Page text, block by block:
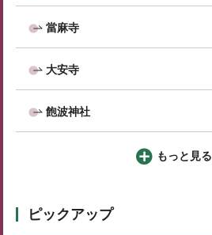
當麻寺
大安寺
飽波神社
もっと見る
ピックアップ